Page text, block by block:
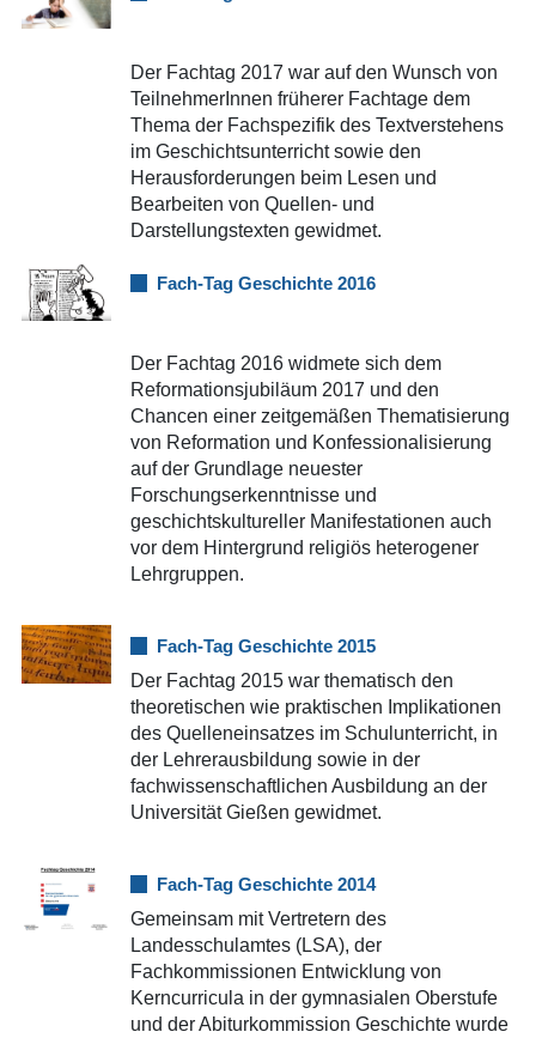
Der Fachtag 2017 war auf den Wunsch von
TeilnehmerInnen früherer Fachtage dem
Thema der Fachspezifik des Textverstehens
im Geschichtsunterricht sowie den
Herausforderungen beim Lesen und
Bearbeiten von Quellen- und
Darstellungstexten gewidmet.
Fach-Tag Geschichte 2016
Der Fachtag 2016 widmete sich dem
Reformationsjubiläum 2017 und den
Chancen einer zeitgemäßen Thematisierung
von Reformation und Konfessionalisierung
auf der Grundlage neuester
Forschungserkenntnisse und
geschichtskultureller Manifestationen auch
vor dem Hintergrund religiös heterogener
Lehrgruppen.
Fach-Tag Geschichte 2015
Der Fachtag 2015 war thematisch den
theoretischen wie praktischen Implikationen
des Quelleneinsatzes im Schulunterricht, in
der Lehrerausbildung sowie in der
fachwissenschaftlichen Ausbildung an der
Universität Gießen gewidmet.
Fach-Tag Geschichte 2014
Gemeinsam mit Vertretern des
Landesschulamtes (LSA), der
Fachkommissionen Entwicklung von
Kerncurricula in der gymnasialen Oberstufe
und der Abiturkommission Geschichte wurde